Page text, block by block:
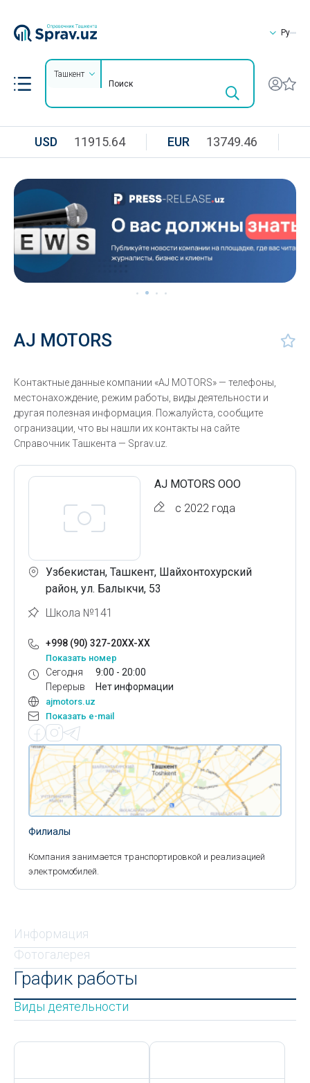
Ру
Ташкент
USD 11915.64 EUR 13749.46
AJ MOTORS
Контактные данные компании «AJ MOTORS» — телефоны,
местонахождение, режим работы, виды деятельности и
другая полезная информация. Пожалуйста, сообщите
огранизации, что вы нашли их контакты на сайте
Справочник Ташкента — Sprav.uz.
AJ MOTORS ООО
с 2022 года
Узбекистан, Ташкент, Шайхонтохурский
район, ул. Балыкчи, 53
Школа №141
+998 (90) 327-20XX-XX
Показать номер
Сегодня
Перерыв
9:00 - 20:00
Нет информации
ajmotors.uz
Показать e-mail
Филиалы
Компания занимается транспортировкой и реализацией
электромобилей.
Информация
Фотогалерея
График работы
Виды деятельности